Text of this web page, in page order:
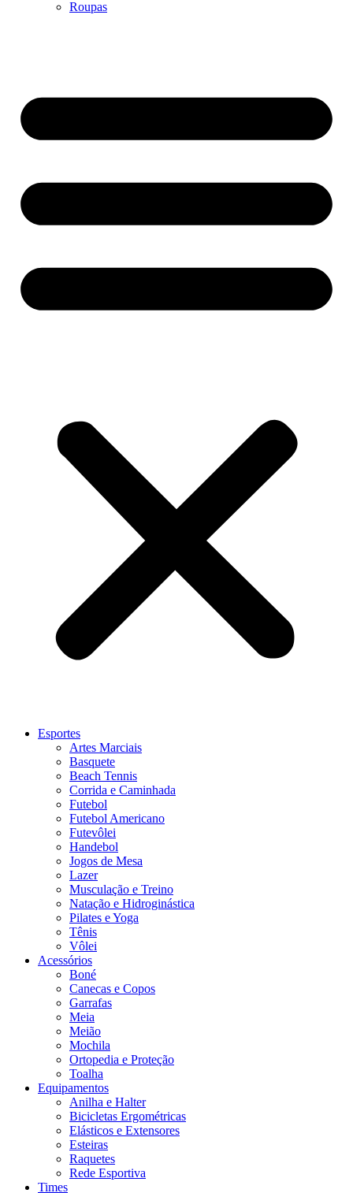
Roupas
Esportes
Artes Marciais
Basquete
Beach Tennis
Corrida e Caminhada
Futebol
Futebol Americano
Futevôlei
Handebol
Jogos de Mesa
Lazer
Musculação e Treino
Natação e Hidroginástica
Pilates e Yoga
Tênis
Vôlei
Acessórios
Boné
Canecas e Copos
Garrafas
Meia
Meião
Mochila
Ortopedia e Proteção
Toalha
Equipamentos
Anilha e Halter
Bicicletas Ergométricas
Elásticos e Extensores
Esteiras
Raquetes
Rede Esportiva
Times